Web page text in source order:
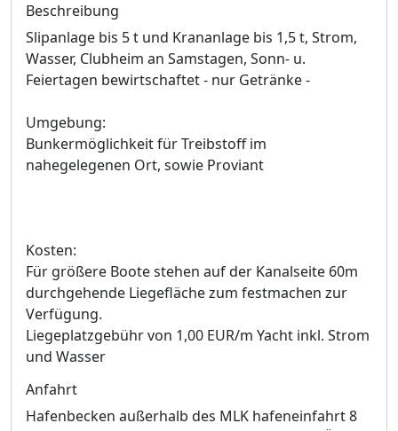
Beschreibung
Slipanlage bis 5 t und Krananlage bis 1,5 t, Strom,
Wasser, Clubheim an Samstagen, Sonn- u.
Feiertagen bewirtschaftet - nur Getränke -
Umgebung:
Bunkermöglichkeit für Treibstoff im
nahegelegenen Ort, sowie Proviant
Kosten:
Für größere Boote stehen auf der Kanalseite 60m
durchgehende Liegefläche zum festmachen zur
Verfügung.
Liegeplatzgebühr von 1,00 EUR/m Yacht inkl. Strom
und Wasser
Anfahrt
Hafenbecken außerhalb des MLK hafeneinfahrt 8